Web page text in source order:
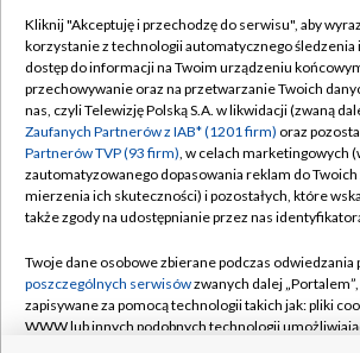
TVP
Abonament TVP
Emisja w TVP
Centrum informacji TVP
Naziemna Telewizja Cyfrowa
Rada Programowa
System NOS
Regulamin TVP
Polityka prywatności
Moje zgody
Pomoc
Kontakt
Kliknij "Akceptuję i przechodzę do serwisu", aby
korzystanie z technologii automatycznego śledzenia
dostęp do informacji na Twoim urządzeniu
przechowywanie oraz na przetwarzanie Twoich
nas, czyli Telewizję Polską S.A. w likwidacji (zwaną
Zaufanych Partnerów z IAB* (1201 firm) oraz
Partnerów TVP (93 firm), w celach marketingowych
zautomatyzowanego dopasowania reklam do
mierzenia ich skuteczności) i pozostałych, które
także zgody na udostępnianie przez nas
Twoje dane osobowe zbierane podczas odwiedzania
poszczególnych serwisówzwanych dalej
zapisywane za pomocą technologii takich jak: pliki
WWW lub innych podobnych technologii